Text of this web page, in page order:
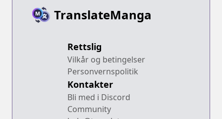
TranslateManga
Rettslig
Vilkår og betingelser
Personvernspolitik
Kontakter
Bli med i Discord
Community